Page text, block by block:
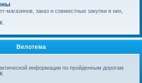
магазинов, заказ и совместные закупки в них,
Велотема
информации по пройденным дорогам